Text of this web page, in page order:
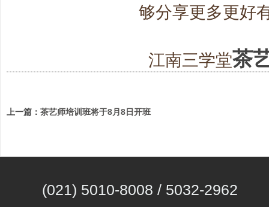
够分享更多更好
江南三学堂茶
上一篇： 茶艺师培训班将于8月8日开班
(021) 5010-8008 / 5032-2962